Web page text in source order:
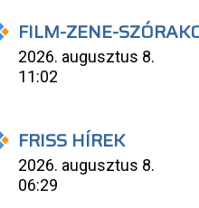
FILM-ZENE-
2026. augusztus 8.
11:02
FRISS HÍREK
2026. augusztus 8.
06:29